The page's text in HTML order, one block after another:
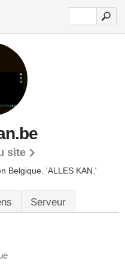
site
Belgique. 'ALLES KAN.'
Serveur